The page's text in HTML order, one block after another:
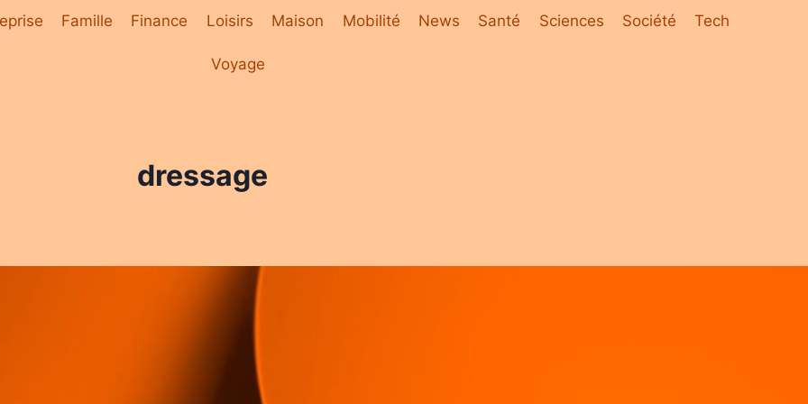
Famille Finance Loisirs Maison Mobilité News Santé Sciences Société Tech
Voyage
dressage